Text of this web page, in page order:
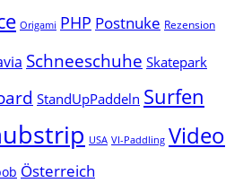
Origami PHP Postnuke Rezension
Schneeschuhe Skatepark
StandUpPaddeln Surfen
USA VI-Paddling Video
Österreich